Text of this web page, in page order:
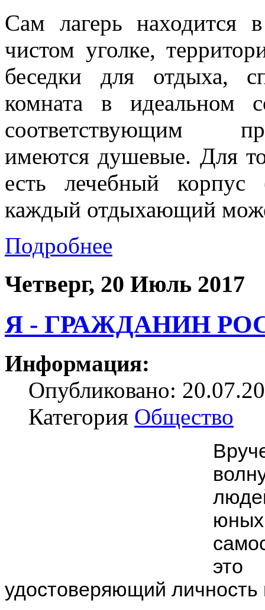
Сам лагерь находится
чистом уголке,
беседки для отдыха,
комната в идеальном
соответствующим
имеются душевые. Для
есть лечебный
каждый отдыхающий
Подробнее
Четверг, 20 Июль 2017
Я - ГРАЖДАНИН
Информация:
Опубликовано:
Категория Общество
это
удостоверяющий